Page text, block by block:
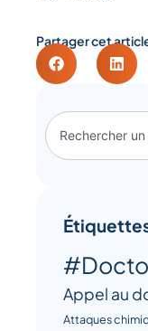
Partager cet
Appel au
Attaques